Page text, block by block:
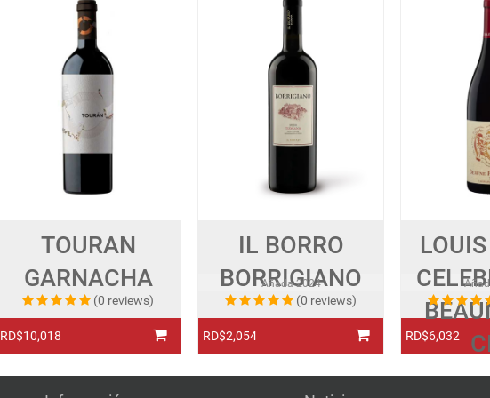
TOURAN
GARNACHA
(0 reviews)
RD$10,018
IL BORRO
BORRIGIANO
Añada2024
(0 reviews)
RD$2,054 RD$6,032